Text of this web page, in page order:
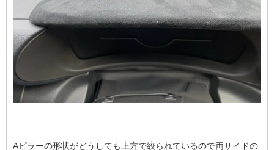
Aピラーの形状がどうしても上方で絞られているので両サイドの